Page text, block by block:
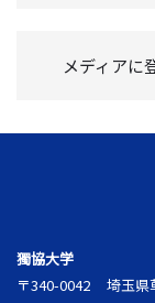
メディアに
獨協大学
〒340-0042
埼玉県